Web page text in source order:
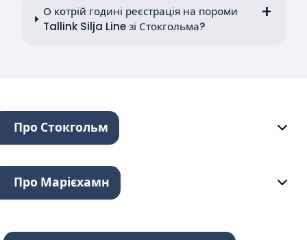
О котрій годині реєстрація на пороми
Tallink Silja Line зі Стокгольма?
Про Стокгольм
Про Марієхамн